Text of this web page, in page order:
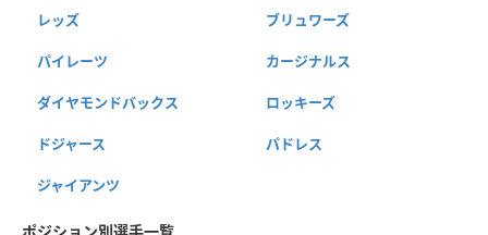
レッズ ブリュワーズ
パイレーツ カージナルス
ダイヤモンドバックス ロッキーズ
ドジャース パドレス
ジャイアンツ
ポジション別選手一覧